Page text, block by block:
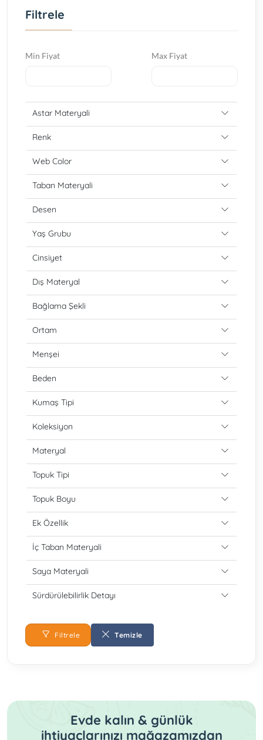
Filtrele
Min Fiyat Max Fiyat
Astar Materyali
Renk
Web Color
Taban Materyali
Desen
Yaş Grubu
Cinsiyet
Dış Materyal
Bağlama Şekli
Ortam
Menşei
Beden
Kumaş Tipi
Koleksiyon
Materyal
Topuk Tipi
Topuk Boyu
Ek Özellik
İç Taban Materyali
Saya Materyali
Sürdürülebilirlik Detayı
Filtrele Temizle
Evde kalın & günlük
ihtiyaçlarınızı mağazamızdan